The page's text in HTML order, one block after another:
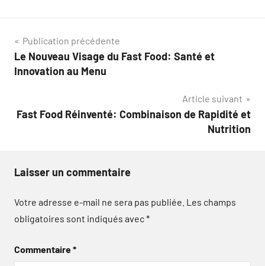
Navigation
de
Publication précédente
Le Nouveau Visage du Fast Food: Santé et
Innovation au Menu
Article suivant
Fast Food Réinventé: Combinaison de Rapidité et
Nutrition
Laisser un commentaire
Votre adresse e-mail ne sera pas publiée. Les champs
obligatoires sont indiqués avec*
Commentaire*